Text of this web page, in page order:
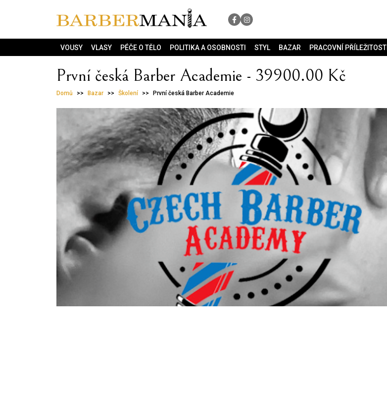
VOUSY VLASY PÉČE O TĚLO POLITIKA A OSOBNOSTI STYL BAZAR PRACOVNÍ PŘÍLEŽITOSTI
První česká Barber Academie - 39900.00 Kč
Domů Bazar Školení První česká Barber Academie